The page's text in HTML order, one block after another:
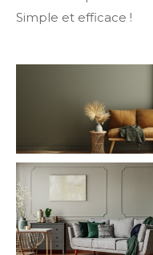
Simple et efficace !